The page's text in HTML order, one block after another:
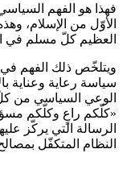
فهذا هو الفهم
الأوّل من الإسلام،
العظيم كلّ مسلم في
ويتلخّص ذلك الفهم في
سياسة رعاية وعناية
الوعي السياسي من
«كلّكم راعٍ وكلّكم
الرسالة التي يركّز
النظام المتكفّل